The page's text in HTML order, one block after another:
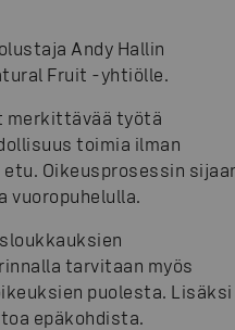
Andy Hallin
Fruit -yhtiölle.
merkittävää työtä
toimia ilman
Oikeusprosessin
vuoropuhelulla.
tarvitaan myös
puolesta. Lisäksi
epäkohdista.